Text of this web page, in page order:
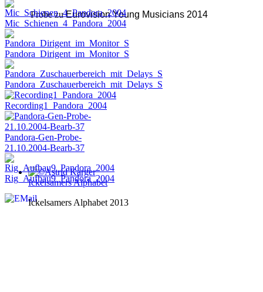
Probe zuEurovision Young Musicians 2014
Ickelsamers Alphabet
Ickelsamers Alphabet 2013
Mic_Schienen_4_Pandora_2004
Pandora_Dirigent_im_Monitor_S
Pandora_Zuschauerbereich_mit_Delays_S
Recording1_Pandora_2004
Pandora-Gen-Probe-
21.10.2004-Bearb-37
Rig_Aufbau9_Pandora_2004